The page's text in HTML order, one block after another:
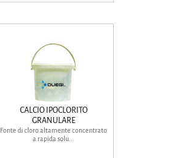
CALCIO IPOCLORITO
GRANULARE
Fonte di cloro altamente concentrato
a rapida solu...